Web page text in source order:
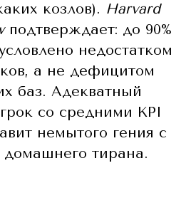
козлов). Harvard
подтверждает: до 90%
недостатком
а не дефицитом
баз. Адекватный
со средними KPI
немытого гения с
тирана.